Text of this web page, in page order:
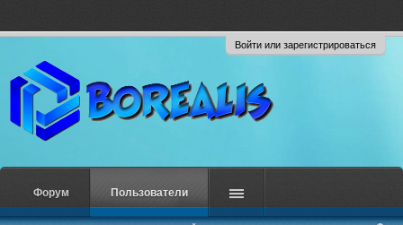
Войти или зарегистрироваться
Форум Пользователи